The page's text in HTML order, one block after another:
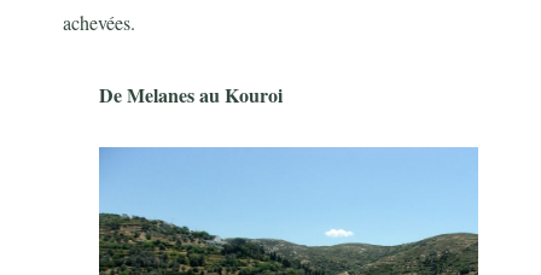
achevées.
De Melanes au Kouroi